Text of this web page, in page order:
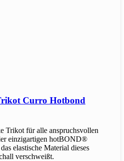
Curro Hotbond
Trikot für alle anspruchsvollen
einzigartigen hotBOND®
elastische Material dieses
verschweißt.